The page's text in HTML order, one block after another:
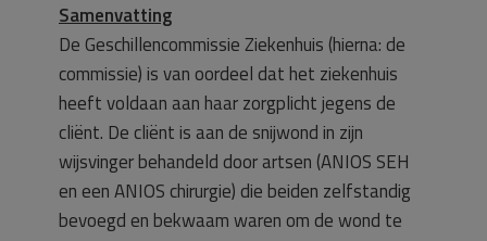
Samenvatting
De Geschillencommissie Ziekenhuis (hierna: de
commissie) is van oordeel dat het ziekenhuis
heeft voldaan aan haar zorgplicht jegens de
cliënt. De cliënt is aan de snijwond in zijn
wijsvinger behandeld door artsen (ANIOS SEH
en een ANIOS chirurgie) die beiden zelfstandig
bevoegd en bekwaam waren om de wond te